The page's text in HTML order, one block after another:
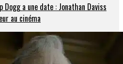
Dogg a une date : Jonathan Daviss
au cinéma